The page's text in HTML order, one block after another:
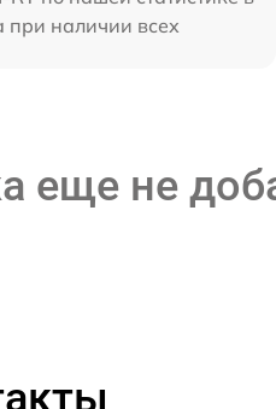
при наличии всех
еще не